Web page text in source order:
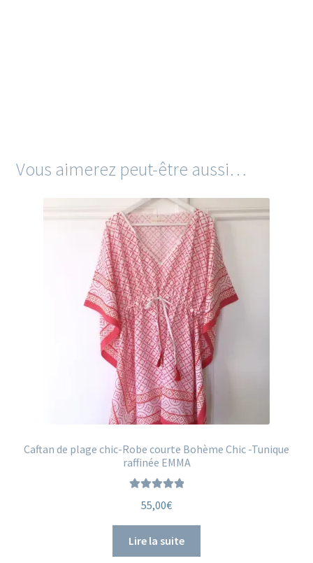
Vous aimerez peut-être aussi…
Caftan de plage chic-Robe courte Bohème Chic -Tunique
raffinée EMMA
5
55,00€
Lire la suite